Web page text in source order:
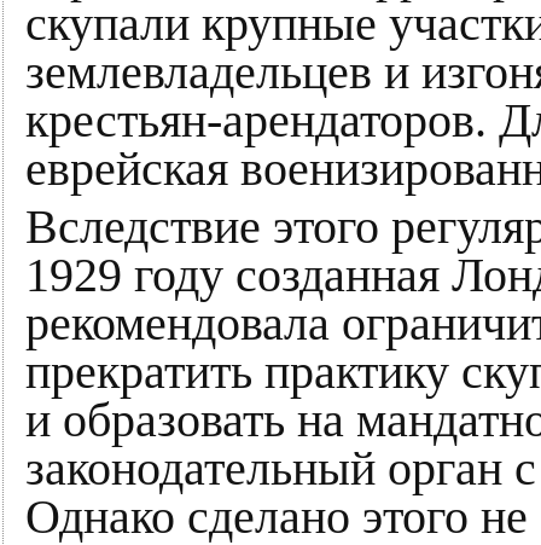
скупали крупные
землевладельцев и
крестьян-арендаторов.
еврейская
Вследствие этого
1929 году созданная
рекомендовала
прекратить практику
и образовать на
законодательный орган
Однако сделано этого